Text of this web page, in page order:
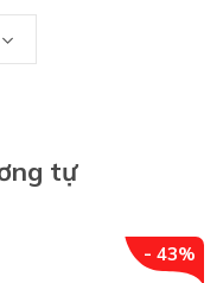
hại và tăng tỷ lệ
quá sũng nước làm
lồnứt nanh bạn đục
hoai mục hoặc trấu,
tự
- 43%